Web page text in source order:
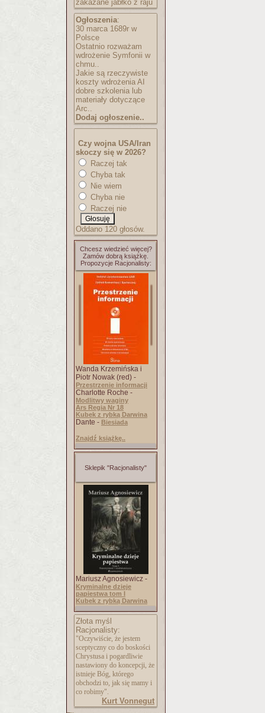
zakazane jabłko z raju
Ogłoszenia:
30 marca 1689r w
Polsce
Ostatnio rozważam
wdrożenie Symfonii w
chmu..
Jakie są rzeczywiste
koszty wdrożenia AI
dobre szkolenia lub
materiały dotyczące
Arc..
Dodaj ogłoszenie..
Czy wojna USA/Iran
skoczy się w 2026?
Raczej tak
Chyba tak
Nie wiem
Chyba nie
Raczej nie
Oddano 120 głosów.
Chcesz wiedzieć więcej?
Zamów dobrą książkę.
Propozycje Racjonalisty:
Wanda Krzemińska i
Piotr Nowak (red) -
Przestrzenie informacji
Charlotte Roche -
Modlitwy waginy
Ars Regia Nr 18
Kubek z rybką Darwina
Dante - Biesiada
Znajdź książkę..
Sklepik "Racjonalisty"
Mariusz Agnosiewicz -
Kryminalne dzieje
papiestwa tom I
Kubek z rybką Darwina
Złota myśl
Racjonalisty:
"Oczywiście, że jestem
sceptyczny co do boskości
Chrystusa i pogardliwie
nastawiony do koncepcji, że
istnieje Bóg, którego
obchodzi to, jak się mamy i
co robimy".
Kurt Vonnegut